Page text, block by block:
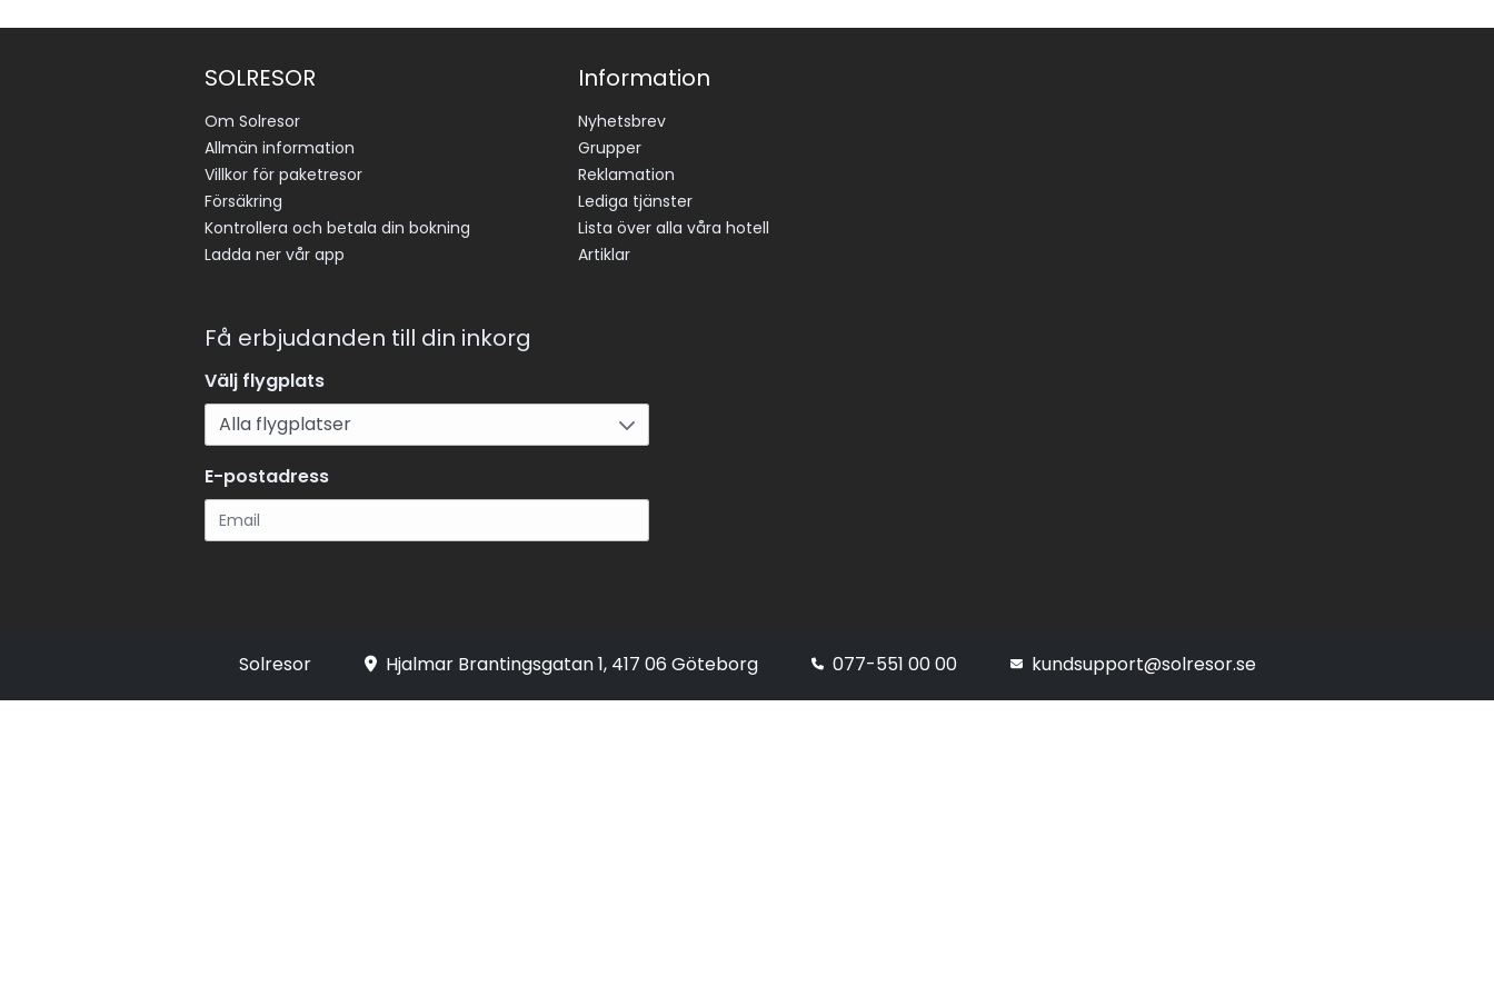
SOLRESOR
Om Solresor
Allmän information
Villkor för paketresor
Försäkring
Kontrollera och betala din bokning
Ladda ner vår app
Information
Nyhetsbrev
Grupper
Reklamation
Lediga tjänster
Lista över alla våra hotell
Artiklar
Få erbjudanden till din inkorg
Välj flygplats
E-postadress
Solresor Hjalmar Brantingsgatan 1, 417 06 Göteborg 077-551 00 00 kundsupport@solresor.se